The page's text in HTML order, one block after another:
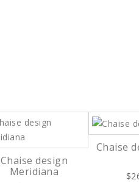
Chaise design
Meridiana
Chaise